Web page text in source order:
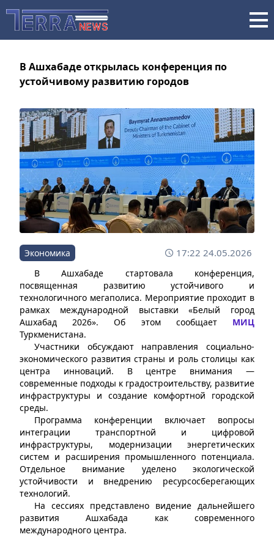
В Ашхабаде открылась конференция по
устойчивому развитию городов
Экономика 17:22 24.05.2026
В Ашхабаде стартовала конференция,
посвященная развитию устойчивого и
технологичного мегаполиса. Мероприятие проходит в
рамках международной выставки «Белый город
Ашхабад 2026». Об этом сообщает МИЦ
Туркменистана.
Участники обсуждают направления социально-
экономического развития страны и роль столицы как
центра инноваций. В центре внимания —
современные подходы к градостроительству, развитие
инфраструктуры и создание комфортной городской
среды.
Программа конференции включает вопросы
интеграции транспортной и цифровой
инфраструктуры, модернизации энергетических
систем и расширения промышленного потенциала.
Отдельное внимание уделено экологической
устойчивости и внедрению ресурсосберегающих
технологий.
На сессиях представлено видение дальнейшего
развития Ашхабада как современного
международного центра.